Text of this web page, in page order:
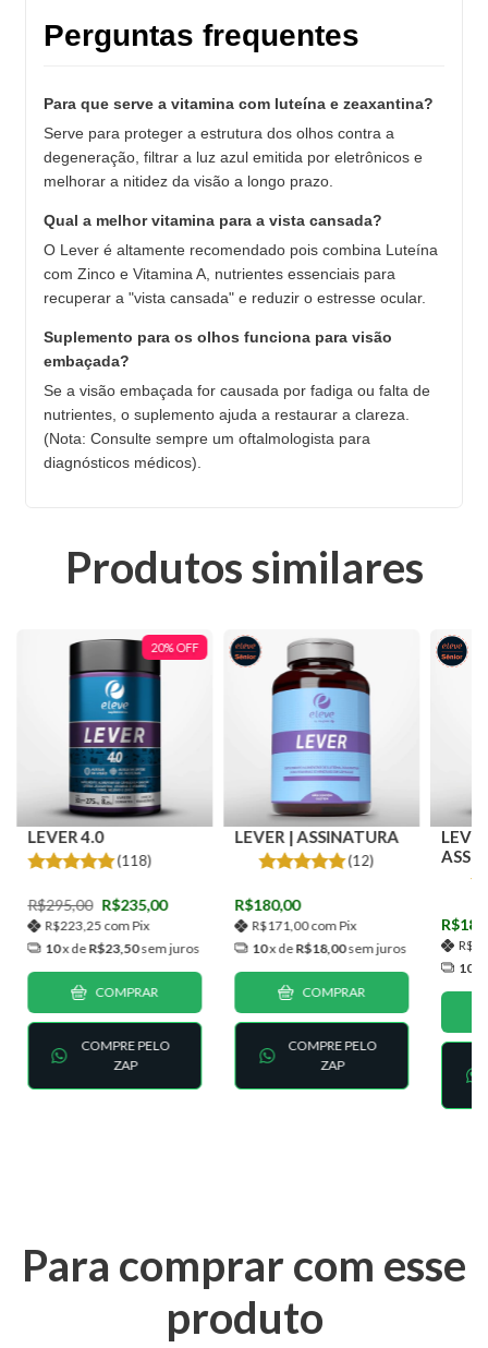
Perguntas frequentes
Para que serve a vitamina com luteína e zeaxantina?
Serve para proteger a estrutura dos olhos contra a
degeneração, filtrar a luz azul emitida por eletrônicos e
melhorar a nitidez da visão a longo prazo.
Qual a melhor vitamina para a vista cansada?
O Lever é altamente recomendado pois combina Luteína
com Zinco e Vitamina A, nutrientes essenciais para
recuperar a "vista cansada" e reduzir o estresse ocular.
Suplemento para os olhos funciona para visão
embaçada?
Se a visão embaçada for causada por fadiga ou falta de
nutrientes, o suplemento ajuda a restaurar a clareza.
(Nota: Consulte sempre um oftalmologista para
diagnósticos médicos).
Produtos similares
20%OFF
LEVER 4.0
(118)
R$295,00 R$235,00
R$223,25 com Pix
10x deR$23,50sem juros
COMPRAR
COMPRE PELO
ZAP
LEVER | ASSINATURA
(12)
R$180,00
R$171,00com Pix
10x deR$18,00sem juros
COMPRAR
COMPRE PELO
ZAP
10
Para comprar com esse
produto